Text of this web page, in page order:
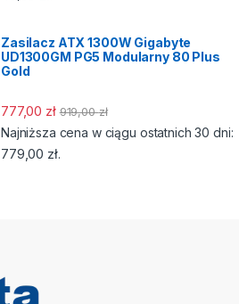
Zasilacz ATX 1300W Gigabyte
UD1300GM PG5 Modularny 80 Plus
Gold
777,00 zł 919,00zł
Najniższa cena w ciągu ostatnich 30 dni:
779,00 zł.